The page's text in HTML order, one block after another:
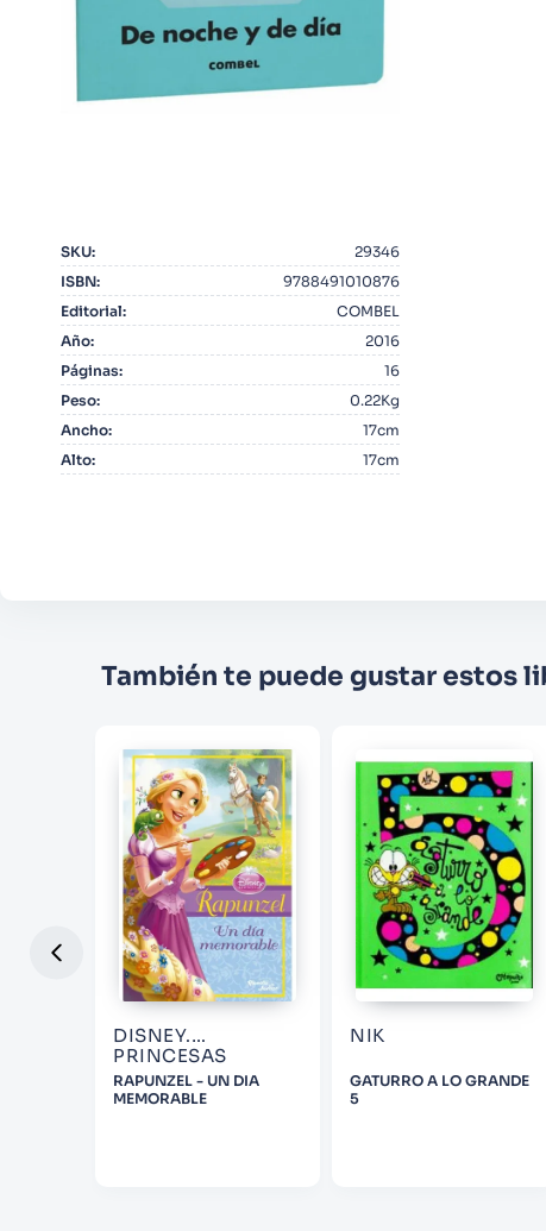
SKU:
29346
ISBN:
9788491010876
Editorial:
COMBEL
Año:
2016
Páginas:
16
Peso:
0.22Kg
Ancho:
17cm
Alto: 17cm
También te puede gustar estos
DISNEY.
PRINCESAS
RAPUNZEL - UN DIA
MEMORABLE
NIK
GATURRO A LO GRANDE
5